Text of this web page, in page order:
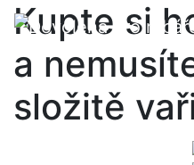
Kupte si
a
složitě